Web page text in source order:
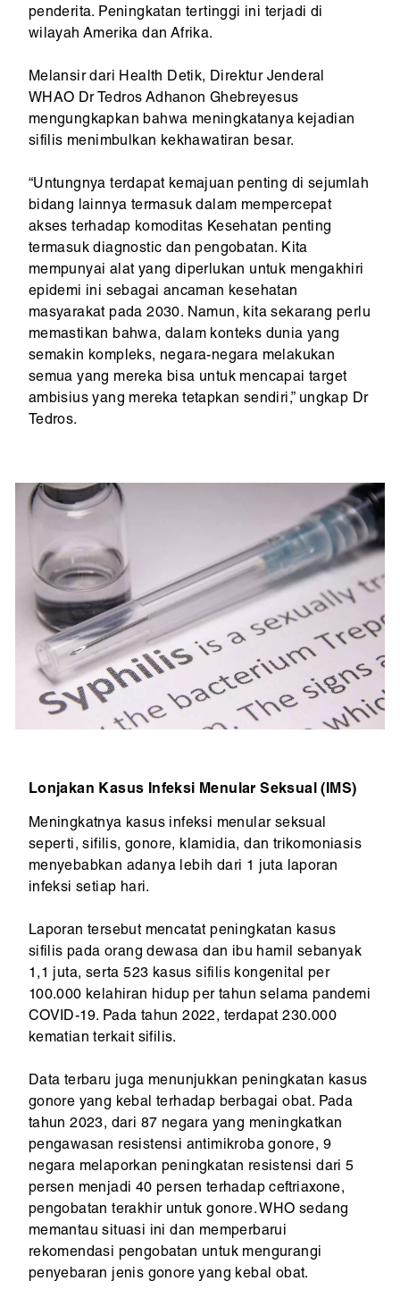
penderita. Peningkatan tertinggi ini terjadi di
wilayah Amerika dan Afrika.
Melansir dari Health Detik, Direktur Jenderal
WHAO Dr Tedros Adhanon Ghebreyesus
mengungkapkan bahwa meningkatanya kejadian
sifilis menimbulkan kekhawatiran besar.
“Untungnya terdapat kemajuan penting di sejumlah
bidang lainnya termasuk dalam mempercepat
akses terhadap komoditas Kesehatan penting
termasuk diagnostic dan pengobatan. Kita
mempunyai alat yang diperlukan untuk mengakhiri
epidemi ini sebagai ancaman kesehatan
masyarakat pada 2030. Namun, kita sekarang perlu
memastikan bahwa, dalam konteks dunia yang
semakin kompleks, negara-negara melakukan
semua yang mereka bisa untuk mencapai target
ambisius yang mereka tetapkan sendiri,” ungkap Dr
Tedros.
Lonjakan Kasus Infeksi Menular Seksual (IMS)
Meningkatnya kasus infeksi menular seksual
seperti, sifilis, gonore, klamidia, dan trikomoniasis
menyebabkan adanya lebih dari 1 juta laporan
infeksi setiap hari.
Laporan tersebut mencatat peningkatan kasus
sifilis pada orang dewasa dan ibu hamil sebanyak
1,1 juta, serta 523 kasus sifilis kongenital per
100.000 kelahiran hidup per tahun selama pandemi
COVID-19. Pada tahun 2022, terdapat 230.000
kematian terkait sifilis.
Data terbaru juga menunjukkan peningkatan kasus
gonore yang kebal terhadap berbagai obat. Pada
tahun 2023, dari 87 negara yang meningkatkan
pengawasan resistensi antimikroba gonore, 9
negara melaporkan peningkatan resistensi dari 5
persen menjadi 40 persen terhadap ceftriaxone,
pengobatan terakhir untuk gonore. WHO sedang
memantau situasi ini dan memperbarui
rekomendasi pengobatan untuk mengurangi
penyebaran jenis gonore yang kebal obat.